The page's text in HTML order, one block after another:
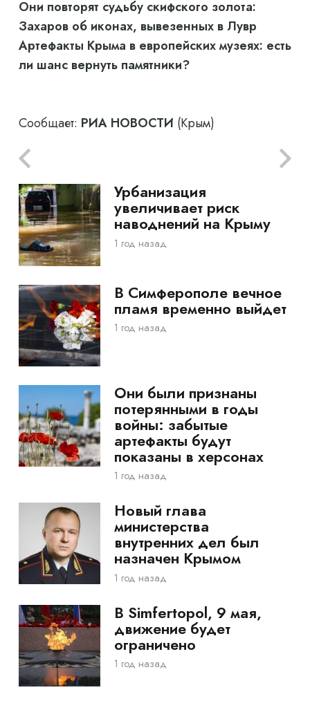
Они повторят судьбу скифского золота:
Захаров об иконах, вывезенных в Лувр
Артефакты Крыма в европейских музеях: есть
ли шанс вернуть памятники?
Сообщает: РИА НОВОСТИ (Крым)
Урбанизация
увеличивает риск
наводнений на Крыму
1 год назад
В Симферополе вечное
пламя временно выйдет
1 год назад
Они были признаны
потерянными в годы
войны: забытые
артефакты будут
показаны в херсонах
1 год назад
Новый глава
министерства
внутренних дел был
назначен Крымом
1 год назад
В Simfertopol, 9 мая,
движение будет
ограничено
1 год назад